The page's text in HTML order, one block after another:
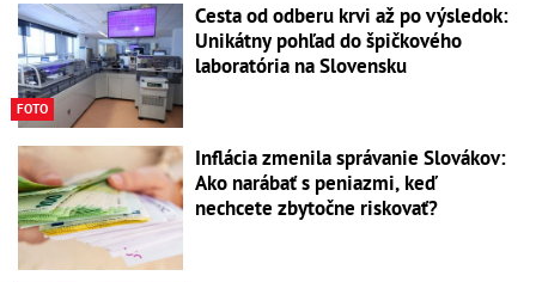
FOTO
Cesta od odberu krvi až po výsledok:
Unikátny pohľad do špičkového
laboratória na Slovensku
Inflácia zmenila správanie Slovákov:
Ako narábať s peniazmi, keď
nechcete zbytočne riskovať?